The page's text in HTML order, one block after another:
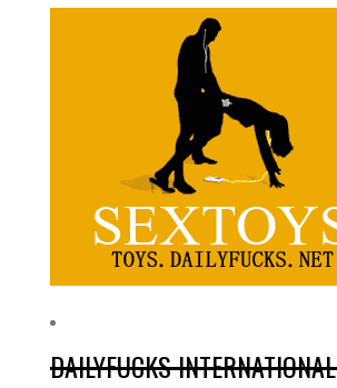
DAILYFUCKS INTERNATIONAL